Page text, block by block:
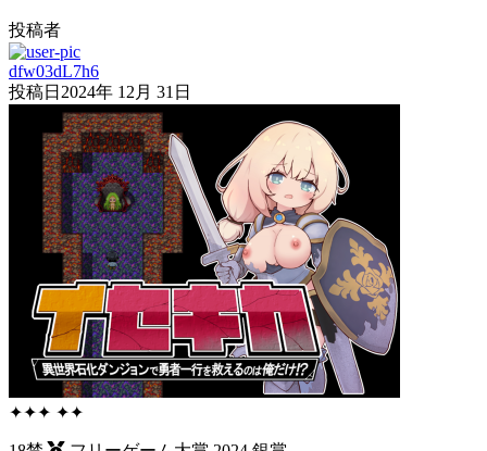
投稿者
dfw03dL7h6
投稿日 2024年 12月 31日
✦✦✦ ✦✦